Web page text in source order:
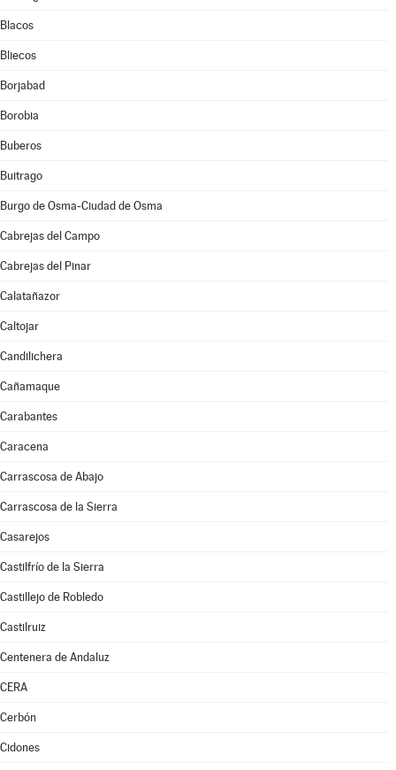
Blacos
Bliecos
Borjabad
Borobia
Buberos
Buitrago
Burgo de Osma-Ciudad de Osma
Cabrejas del Campo
Cabrejas del Pinar
Calatañazor
Caltojar
Candilichera
Cañamaque
Carabantes
Caracena
Carrascosa de Abajo
Carrascosa de la Sierra
Casarejos
Castilfrío de la Sierra
Castillejo de Robledo
Castilruiz
Centenera de Andaluz
CERA
Cerbón
Cidones